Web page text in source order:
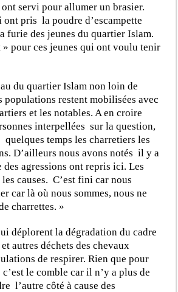
servi pour allumer un brasier.
ont pris la poudre d’escampette
furie des jeunes du quartier Islam.
pour ces jeunes qui ont voulu tenir
du quartier Islam non loin de
populations restent mobilisées avec
et les notables. A en croire
interpellées sur la question,
temps les charretiers les
D’ailleurs nous avons notés il y a
des agressions ont repris ici. Les
causes. C’est fini car nous
car là où nous sommes, nous ne
charrettes. »
déplorent la dégradation du cadre
autres déchets des chevaux
de respirer. Rien que pour
le comble car il n’y a plus de
l’autre côté à cause des